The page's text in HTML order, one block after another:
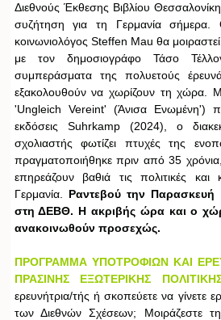
Διεθνούς Έκθεσης Βιβλίου
συζήτηση για τη Γερμανία σήμερα.
κοινωνιολόγος Steffen Mau θα
με τον δημοσιογράφο Τάσο
συμπεράσματα της πολυετούς
εξακολουθούν να χωρίζουν τη χώρα.
'Ungleich Vereint' (Άνισα Ενωμένη')
εκδόσεις Suhrkamp (2024), o
σχολιαστής φωτίζει πτυχές της
πραγματοποιήθηκε πριν από 35
επηρεάζουν βαθιά τις πολιτικές και
Γερμανία. Ραντεβού την
στη ΔΕΒΘ. Η ακριβής ώρα και ο
ανακοινωθούν προσεχώς.
ΠΡΟΓΡΑΜΜΑ ΥΠΟΤΡΟΦΙΩΝ ΚΑΙ
ΠΡΑΣΙΝΗΣ ΕΞΩΤΕΡΙΚΗΣ
ερευνήτρια/τής ή σκοπεύετε να γίνετε
των Διεθνών Σχέσεων; Μοιράζεστε